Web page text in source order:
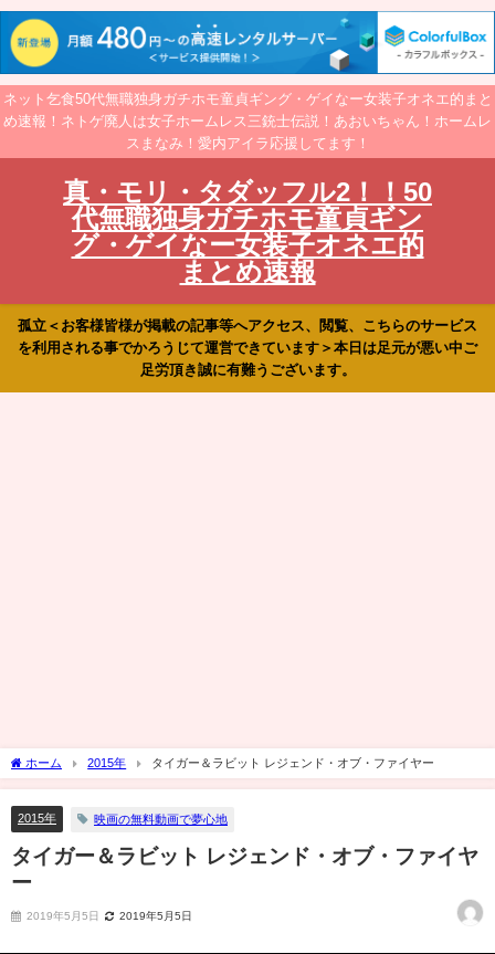
ネット乞食50代無職独身ガチホモ童貞ギング・ゲイなー女装子オネエ的まと
め速報！ネトゲ廃人は女子ホームレス三銃士伝説！あおいちゃん！ホームレ
スまなみ！愛内アイラ応援してます！
真・モリ・タダッフル2！！50
代無職独身ガチホモ童貞ギン
グ・ゲイなー女装子オネエ的
まとめ速報
孤立＜お客様皆様が掲載の記事等へアクセス、閲覧、こちらのサービス
を利用される事でかろうじて運営できています＞本日は足元が悪い中ご
足労頂き誠に有難うございます。
ホーム 2015年 タイガー＆ラビット レジェンド・オブ・ファイヤー
2015年 映画の無料動画で夢心地
タイガー＆ラビット レジェンド・オブ・ファイヤ
ー
2019年5月5日 2019年5月5日